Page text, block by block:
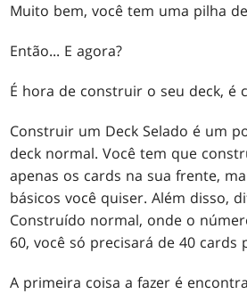
Muito bem, você tem uma pilha
Então... E agora?
É hora de construir o seu deck, é
Construir um Deck Selado é um
deck normal. Você tem que
apenas os cards na sua frente,
básicos você quiser. Além disso,
Construído normal, onde o
60, você só precisará de 40 cards
A primeira coisa a fazer é